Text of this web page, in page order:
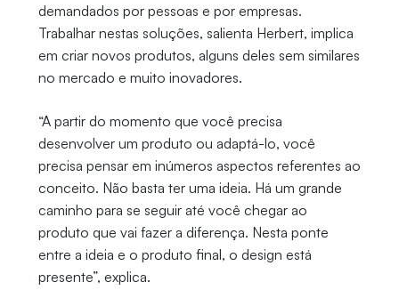
demandados por pessoas e por empresas.
Trabalhar nestas soluções, salienta Herbert, implica
em criar novos produtos, alguns deles sem similares
no mercado e muito inovadores.
“A partir do momento que você precisa
desenvolver um produto ou adaptá-lo, você
precisa pensar em inúmeros aspectos referentes ao
conceito. Não basta ter uma ideia. Há um grande
caminho para se seguir até você chegar ao
produto que vai fazer a diferença. Nesta ponte
entre a ideia e o produto final, o design está
presente”, explica.